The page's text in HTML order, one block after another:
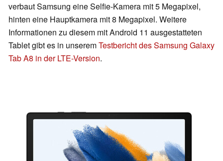
verbaut Samsung eine Selfie-Kamera mit 5 Megapixel,
hinten eine Hauptkamera mit 8 Megapixel. Weitere
Informationen zu diesem mit Android 11 ausgestatteten
Tablet gibt es in unseremTestbericht des Samsung Galaxy
Tab A8 in der LTE-Version.